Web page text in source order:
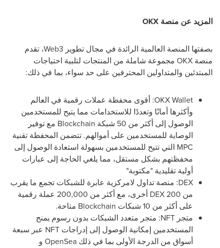
المزيد عن منصة OKX
بصفتها المنصة العالمية الرائدة في مجال تطوير Web3، تقدم
منصة OKX مجموعة شاملة من المنتجات لتلبية احتياجات
المبتدئين والمتداولين المحترفين على حد سواء، بما في ذلك:
OKX Wallet: أقوى محفظة عملات رقمية في العالم
وأكثرها أمانًا وتعددًا للاستخدامات مما يتيح للمستخدمين
الوصول إلى أكثر من 50 شبكة
Blockchain مع توفير
الوصاية للمستخدمين على أموالهم. تتضمن المحفظة تقنية
MPC التي تتيح للمستخدمين بسهولة استعادة الوصول إلى
محفظتهم بشكل مستقل، مما يلغي الحاجة إلى عبارات
أولية تقليدية "مكتوبة"
DEX: منصة تداول لامركزية عابرة للشبكات تجمع ما يقرب
من 200
DEX
أخرى، مع أكثر من 200,000 عملة رقمية
على أكثر من 10 شبكات
Blockchain متاحة.
متجر NFT: متجر متعدد الشبكات بدون رسوم يمنح
المستخدمين إمكانية الوصول إلى إدراجات NFT عبر سبعة
أسواق من الدرجة الأولى بما في ذلك OpenSea و